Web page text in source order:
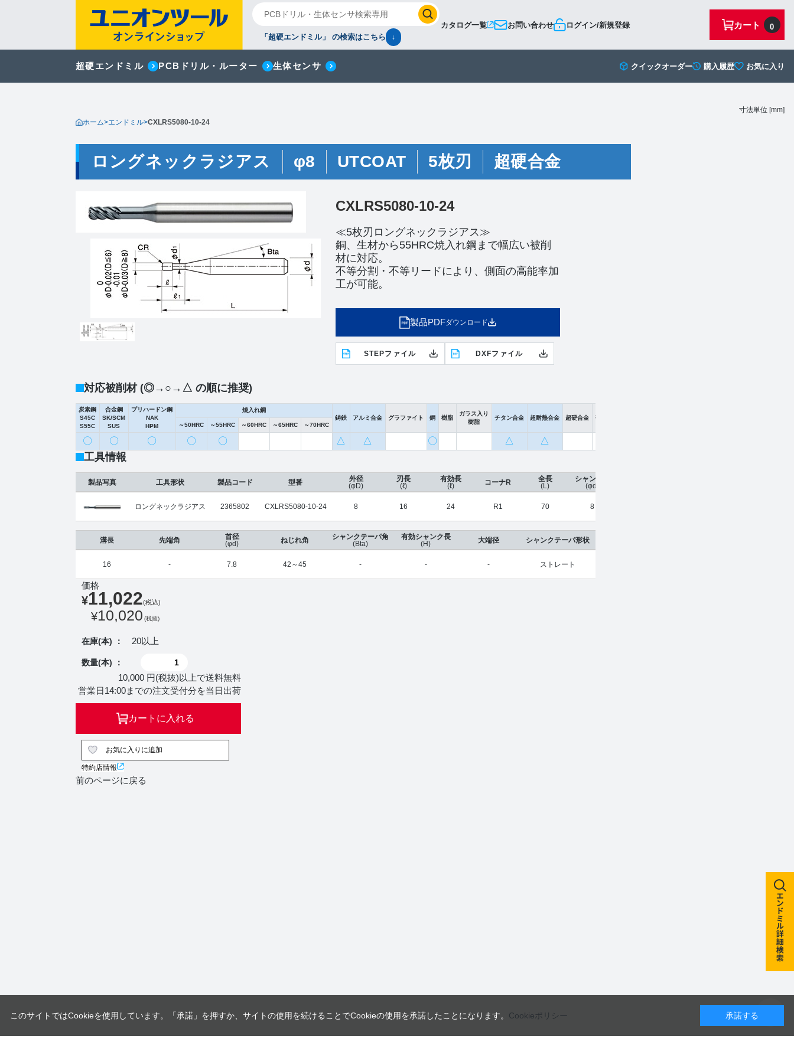
カタログ一覧 お問い合わせ ログイン/新規登録 0
カート
「超硬エンドミル」 の検索はこちら ↓
超硬エンドミル PCBドリル・ルーター 生体センサ クイックオーダー 購入履歴 お気に入り
ホーム>エンドミル>CXLRS5080-10-24
ロングネックラジアス φ8 UTCOAT 5枚刃 超硬合金
CXLRS5080-10-24
≪5枚刃ロングネックラジアス≫
銅、生材から55HRC焼入れ鋼まで幅広い被削
材に対応。
不等分割・不等リードにより、側面の高能率加
工が可能。
製品PDFダウンロード
STEPファイル DXFファイル
対応被削材 (◎→○→△ の順に推奨)
炭素鋼
S45C
S55C
合金鋼
SK/SCM
SUS
プリハードン鋼
NAK
HPM
焼入れ鋼
鋳鉄
アルミ合金 グラファイト 銅 樹脂
ガラス入り
樹脂
チタン合金 超耐熱合金 超硬合金
硬脆材
～50HRC
～55HRC ～60HRC ～65HRC ～70HRC
〇 〇 〇 〇 〇 △ △ 〇 △ △
工具情報
寸法単位 [mm]
製品写真 工具形状
ロングネックラジアス
製品コード
2365802
型番
CXLRS5080-10-24
外径
(φD)
8
刃長
(ℓ)
16
有効長
(ℓ)
24
コーナR
R1
全長
(L)
70
シャンク径
(φd)
8
溝長
16
先端角
-
首径
(φd)
7.8
ねじれ角
42～45
シャンクテーパ角
(Bta)
-
有効シャンク長
(H)
-
大端径
-
シャンクテーパ形状
ストレート
価格
¥11,022(税込)
¥10,020 (税抜)
在庫(本) ： 20以上
数量(本) ：
10,000 円(税抜)以上で送料無料
営業日14:00までの注文受付分を当日出荷
カートに入れる
お気に入りに追加
特約店情報
前のページに戻る
このサイトではCookieを使用しています。「承諾」を押すか、サイトの使用を続けることでCookieの使用を承諾したことになります。 Cookieポリシー 承諾する